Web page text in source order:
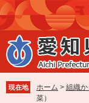
ペ
ー
ジ
の
先
で
す
メ
ニ
ュ
ー
を
ば
し
現在地 ホーム > 組織
菜）